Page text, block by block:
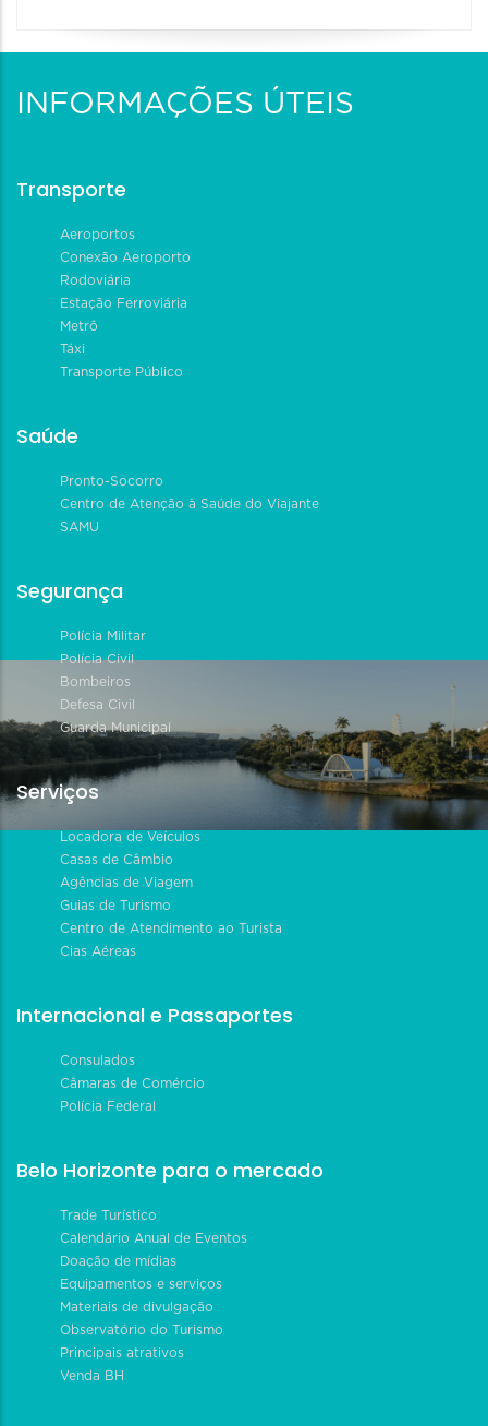
INFORMAÇÕES ÚTEIS
Transporte
Aeroportos
Conexão Aeroporto
Rodoviária
Estação Ferroviária
Metrô
Táxi
Transporte Público
Saúde
Pronto-Socorro
Centro de Atenção à Saúde do Viajante
SAMU
Segurança
Polícia Militar
Polícia Civil
Bombeiros
Defesa Civil
Guarda Municipal
Serviços
Locadora de Veículos
Casas de Câmbio
Agências de Viagem
Guias de Turismo
Centro de Atendimento ao Turista
Cias Aéreas
Internacional e Passaportes
Consulados
Câmaras de Comércio
Polícia Federal
Belo Horizonte para o mercado
Trade Turístico
Calendário Anual de Eventos
Doação de mídias
Equipamentos e serviços
Materiais de divulgação
Observatório do Turismo
Principais atrativos
Venda BH